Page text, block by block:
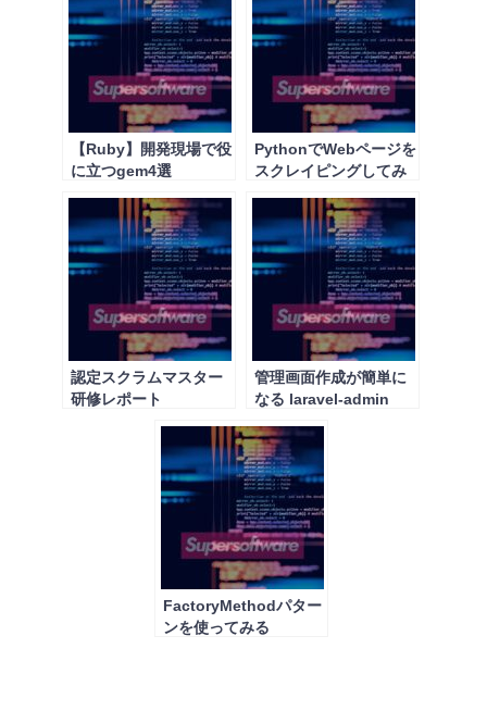
【Ruby】開発現場で役
に立つgem4選
PythonでWebページを
スクレイピングしてみ
認定スクラムマスター
研修レポート
管理画面作成が簡単に
なる laravel-admin
FactoryMethodパター
ンを使ってみる